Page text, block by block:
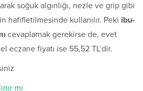
soğuk algınlığı, nezle ve grip gibi
hafifletilmesinde kullanılır. Peki ibu-
cevaplamak gerekirse de, evet
eczane fiyatı ise 55,52 TL’dir.
mı